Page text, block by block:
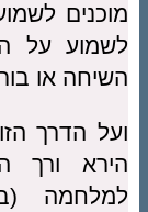
מוכנים
לשמוע על
השיחה או
ועל הדרך
הירא ורך
למלחמה